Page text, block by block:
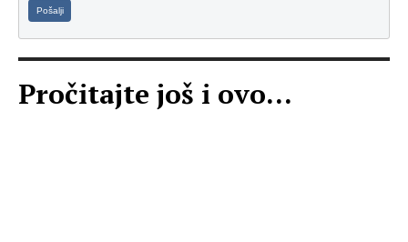
Pošalji
Pročitajte još i ovo...